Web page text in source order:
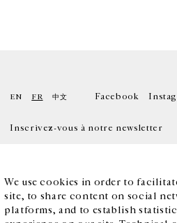
We use cookies in order to
site, to share content on social
platforms, and to establish
EN FR 中文 Facebook
Inscrivez-vous à notre newsletter